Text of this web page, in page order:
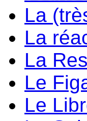
La
La
La
Le
Le